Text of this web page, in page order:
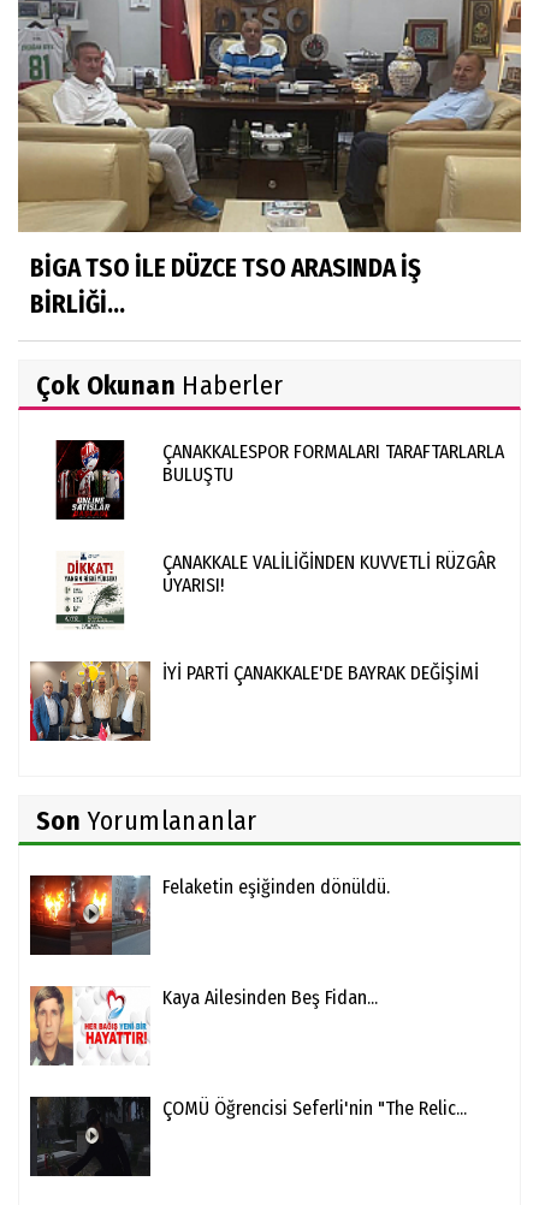
BİGA TSO İLE DÜZCE TSO ARASINDA İŞ
BİRLİĞİ...
Çok Okunan Haberler
ÇANAKKALESPOR FORMALARI TARAFTARLARLA
BULUŞTU
ÇANAKKALE VALİLİĞİNDEN KUVVETLİ RÜZGÂR
UYARISI!
İYİ PARTİ ÇANAKKALE'DE BAYRAK DEĞİŞİMİ
Son Yorumlananlar
Felaketin eşiğinden dönüldü.
Kaya Ailesinden Beş Fidan...
ÇOMÜ Öğrencisi Seferli'nin "The Relic...